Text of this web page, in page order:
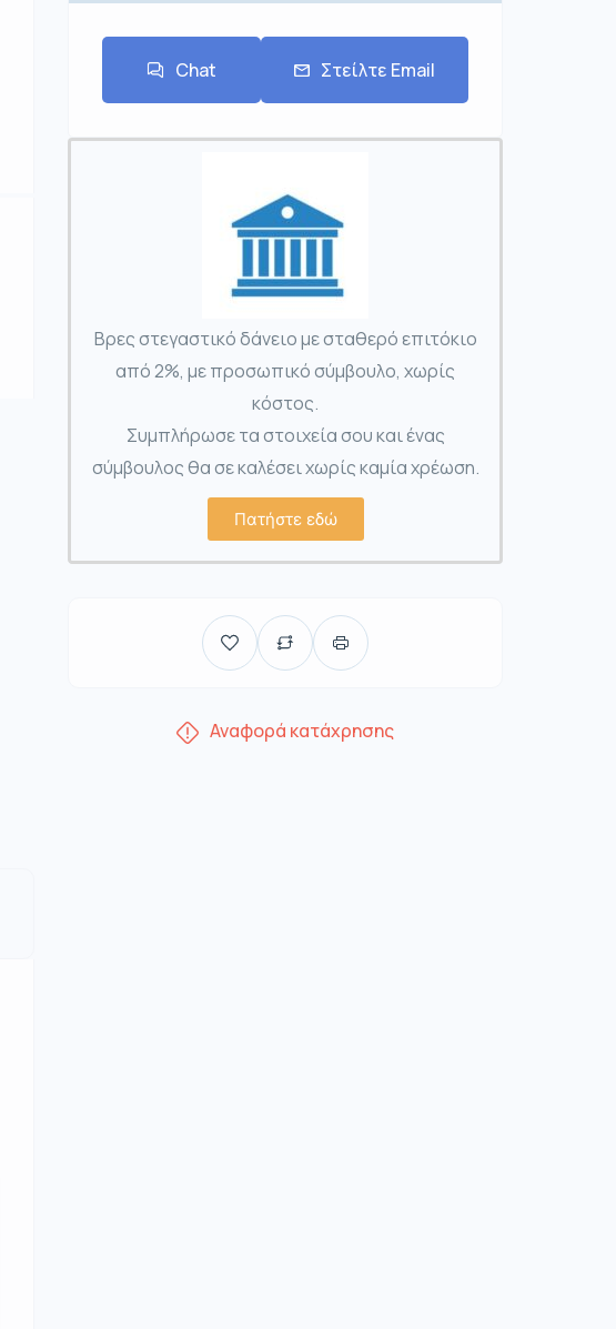
Chat Στείλτε Email
Βρες στεγαστικό δάνειο με σταθερό επιτόκιο
από 2%, με προσωπικό σύμβουλο, χωρίς
κόστος.
Συμπλήρωσε τα στοιχεία σου και ένας
σύμβουλος θα σε καλέσει χωρίς καμία χρέωση.
Πατήστε εδώ
Αναφορά κατάχρησης